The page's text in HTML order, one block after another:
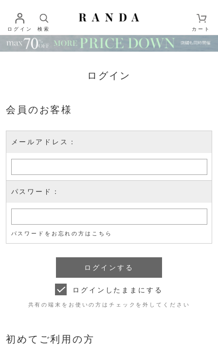
ログイン 検索 カート
ログイン
会員のお客様
メールアドレス：
パスワード：
パスワードをお忘れの方はこちら
ログインしたままにする
共有の端末をお使いの方はチェックを外してください
初めてご利用の方